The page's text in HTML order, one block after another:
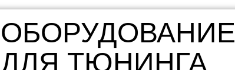
ОБОРУДОВАНИЕ
ДЛЯ ТЮНИНГА